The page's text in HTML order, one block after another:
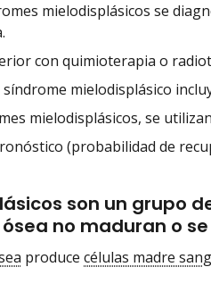
mielodisplásicos se
con quimioterapia o
mielodisplásico
mielodisplásicos, se
(probabilidad de
son un grupo
no maduran o
produce células madre